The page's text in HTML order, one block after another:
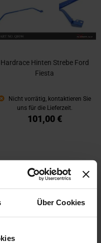
Über Cookies
Hardrace Hinten Strebe Ford
Fiesta
Nicht vorrätig, kontaktieren Sie
uns für die Lieferzeit.
101,00 €